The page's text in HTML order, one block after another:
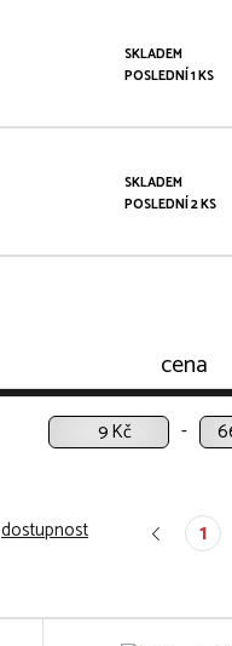
SKLADEM
POSLEDNÍ 1 KS
SKLADEM
POSLEDNÍ 2 KS
cena
Kč
dostupnost 1